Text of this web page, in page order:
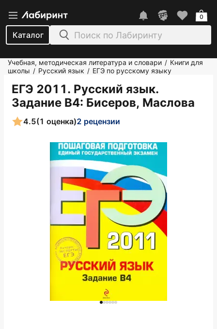
Каталог
0
Учебная, методическая литература и словари / Книги для
школы / Русский язык / ЕГЭ по русскому языку
ЕГЭ 2011. Русский язык.
Задание В4: Бисеров, Маслова
4.5(1 оценка)2 рецензии